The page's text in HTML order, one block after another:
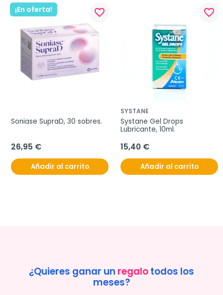
¡En oferta! favorite_border
Soniase SupraD, 30 sobres.
26,95 €
Añadir al carrito
favorite_border
SYSTANE
Systane Gel Drops
Lubricante, 10ml.
15,40 €
Añadir al carrito
¿Quieres ganar un regalotodos los
meses?